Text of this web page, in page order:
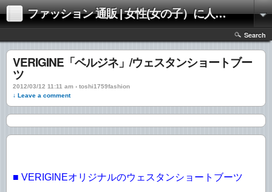
ファッション 通販 | 女性(女の子）に人気のファッションの通販 | 情報
Search
VERIGINE「ベルジネ」/ウェスタンショートブー
ツ
2012/03/12 11:11 am › toshi1759fashion
↓ Leave a comment
■ VERIGINEオリジナルのウェスタンショートブーツ